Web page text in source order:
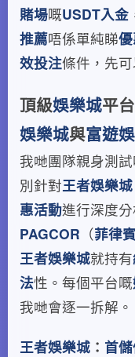
賭場嘅USDT入金
推薦唔係單純睇
效投注條件，先
頂級娛樂城平
娛樂城與富遊
我哋團隊親身測
別針對王者娛樂城
惠活動進行深度
PAGCOR （菲律賓
王者娛樂城就持有
法性。每個平台嘅
我哋會逐一拆解。
王者娛樂城 ： 首